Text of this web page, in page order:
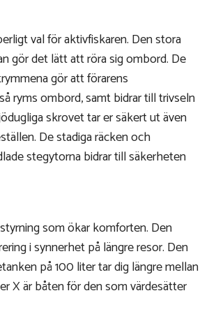
val för aktivfiskaren. Den stora
gör det lätt att röra sig ombord. De
gör att förarens
ryms ombord, samt bidrar till trivseln
skrovet tar er säkert ut även
De stadiga räcken och
stegytorna bidrar till säkerheten
som ökar komforten. Den
i synnerhet på längre resor. Den
på 100 liter tar dig längre mellan
X är båten för den som värdesätter